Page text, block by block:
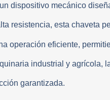
dispositivo mecánico
resistencia, esta chaveta
operación eficiente,
industrial y agrícola,
garantizada.